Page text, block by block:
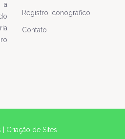
a
Registro Iconográfico
Contato
| Criação de Sites